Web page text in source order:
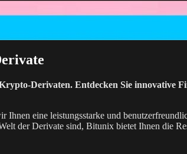
Derivaten. Entdecken Sie innovative
eine leistungsstarke und
der Derivate sind, Bitunix bietet Ihnen die